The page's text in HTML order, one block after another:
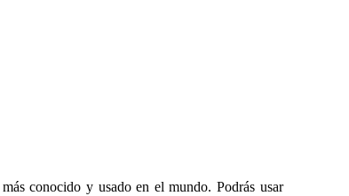
conocido y usado en el mundo. Podrás usar